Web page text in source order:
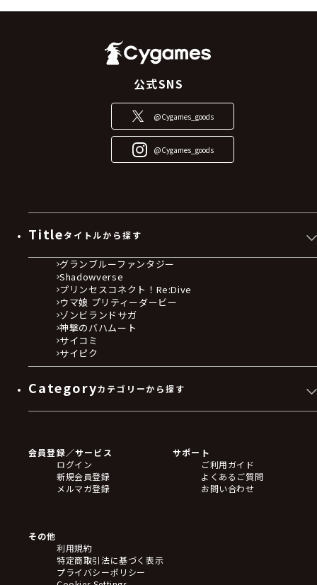
公式SNS
@Cygames_goods
@Cygames_goods
Titleタイトルから探す
グランブルーファンタジー
Shadowverse
プリンセスコネクト！Re:Dive
ウマ娘 プリティーダービー
ゾンビランドサガ
神撃のバハムート
サイコミ
サイピク
Categoryカテゴリーから探す
フィギュア
アクリルスタンド
バッジ
キーホルダー・ストラップ
ステッカー・シール・カード
タペストリー・ポスター
アームサポーター
会員登録／サービス
ログイン
新規会員登録
メルマガ登録
サポート
ご利用ガイド
よくあるご質問
お問い合わせ
その他
利用規約
特定商取引法に基づく表示
プライバシーポリシー